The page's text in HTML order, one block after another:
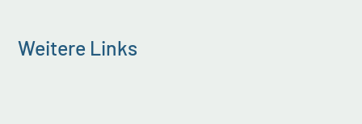
Weitere Links